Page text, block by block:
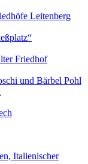
Leitenberg
Friedhof
und Bärbel Pohl
Italienischer